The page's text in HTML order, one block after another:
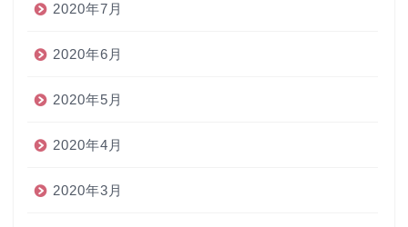
2020年7月
2020年6月
2020年5月
2020年4月
2020年3月